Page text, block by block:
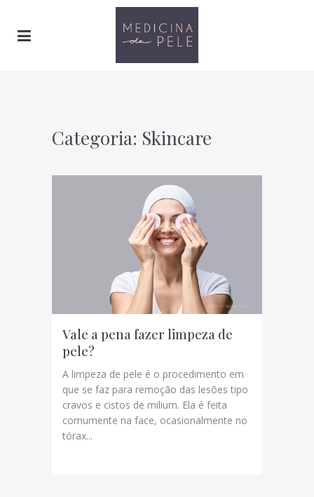
Categoria: Skincare
Vale a pena fazer limpeza de
pele?
A limpeza de pele é o procedimento em
que se faz para remoção das lesões tipo
cravos e cistos de milium. Ela é feita
comumente na face, ocasionalmente no
tórax...